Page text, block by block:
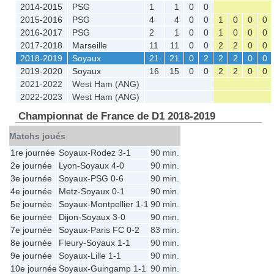
2014-2015
PSG 1 1 0
0
2015-2016
PSG 4 4 0 0 1 0 0
0
2016-2017
PSG 2 1 0 0 1 0 0
0
2017-2018
Marseille 11 11 0 0 2 2 0
0
2018-2019
Soyaux 21 21 0 2 2 2 0
0
2019-2020
Soyaux 16 15 0 0 2 2 0
0
2021-2022
West Ham (ANG)
2022-2023
West Ham (ANG)
Championnat de France de D1 2018-2019
Matchs joués
1re journée Soyaux-Rodez 3-1
90 min.
2e journée
Lyon-Soyaux 4-0
90 min.
3e journée
Soyaux-PSG 0-6
90 min.
4e journée
Metz-Soyaux 0-1
90 min.
5e journée
Soyaux-Montpellier 1-1 90 min.
6e journée
Dijon-Soyaux 3-0
90 min.
7e journée
Soyaux-Paris FC 0-2
83 min.
8e journée
Fleury-Soyaux 1-1
90 min.
9e journée
Soyaux-Lille 1-1
90 min.
10e journéeSoyaux-Guingamp 1-1
90 min.